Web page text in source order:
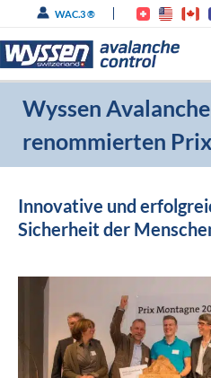
springen
WAC.3 ®
Wyssen
renommierten
Innovative und
Sicherheit der